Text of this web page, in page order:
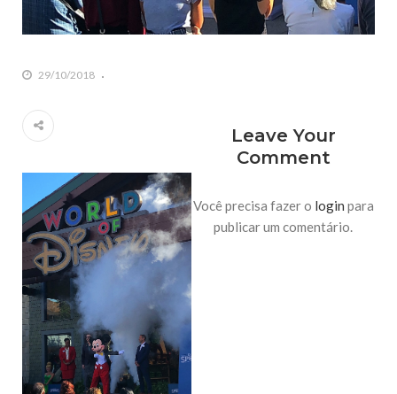
29/10/2018
Leave Your
Comment
Você precisa fazer o login para
publicar um comentário.